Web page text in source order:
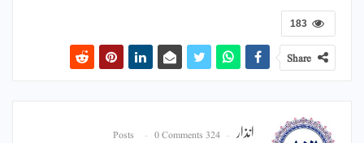
183
Share
انذار 324 Posts
0 Comments